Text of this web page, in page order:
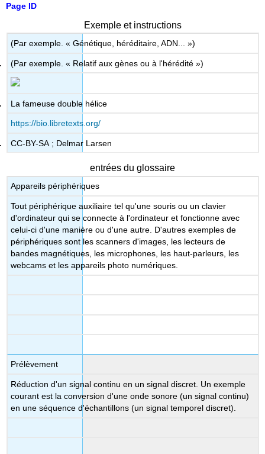
Page ID
Exemple et instructions
(Par exemple. « Génétique, héréditaire, ADN... »)
(Par exemple. « Relatif aux gènes ou à l'hérédité »)
La fameuse double hélice
https://bio.libretexts.org/
CC-BY-SA ; Delmar Larsen
entrées du glossaire
Appareils périphériques
Tout périphérique auxiliaire tel qu'une souris ou un clavier
d'ordinateur qui se connecte à l'ordinateur et fonctionne avec
celui-ci d'une manière ou d'une autre. D'autres exemples de
périphériques sont les scanners d'images, les lecteurs de
bandes magnétiques, les microphones, les haut-parleurs, les
webcams et les appareils photo numériques.
Prélèvement
Réduction d'un signal continu en un signal discret. Un exemple
courant est la conversion d'une onde sonore (un signal continu)
en une séquence d'échantillons (un signal temporel discret).